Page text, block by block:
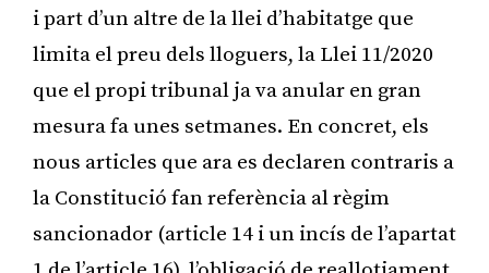
i part d’un altre de la llei d’habitatge que
limita el preu dels lloguers, la Llei 11/2020
que el propi tribunal ja va anular en gran
mesura fa unes setmanes. En concret, els
nous articles que ara es declaren contraris a
la Constitució fan referència al règim
sancionador (article 14 i un incís de l’apartat